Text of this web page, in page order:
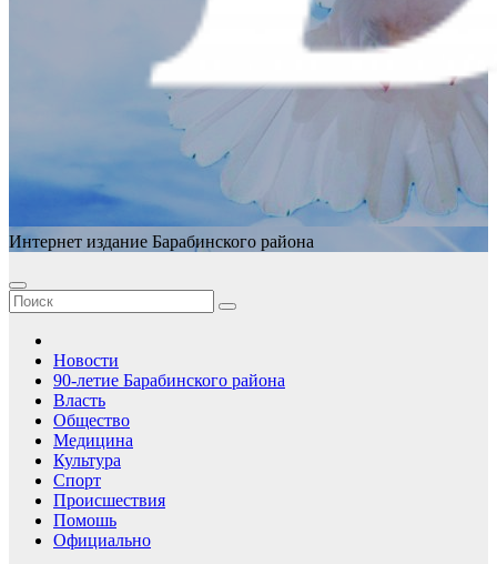
Интернет издание Барабинского района
Новости
90-летие Барабинского района
Власть
Общество
Медицина
Культура
Спорт
Происшествия
Помошь
Официально